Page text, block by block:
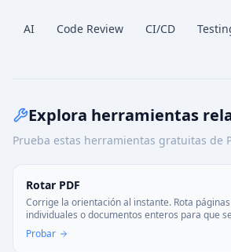
AI Code Review CI/CD
Explora herramientas
Prueba estas herramientas gratuitas de
Rotar PDF
Corrige la orientación al instante. Rota páginas
individuales o documentos enteros para que
correctamente. Guardado rápido y sin marcas
Probar